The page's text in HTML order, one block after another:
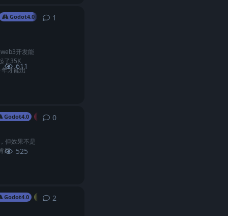
Godot4.0 GDScript
611
开发能
了35K
才能出
1
Godot4.0 3D
525
但效果不是
尼
0
Godot4.0 GDScript
2